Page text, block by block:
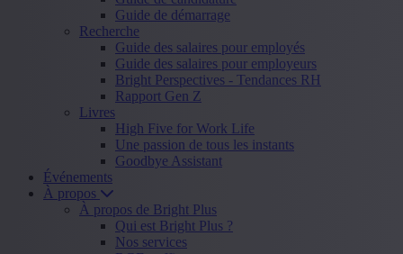
Guide de démarrage
Recherche
Guide des salaires pour employés
Guide des salaires pour employeurs
Bright Perspectives - Tendances RH
Rapport Gen Z
Livres
High Five for Work Life
Une passion de tous les instants
Goodbye Assistant
Événements
À propos
À propos de Bright Plus
Qui est Bright Plus ?
Nos services